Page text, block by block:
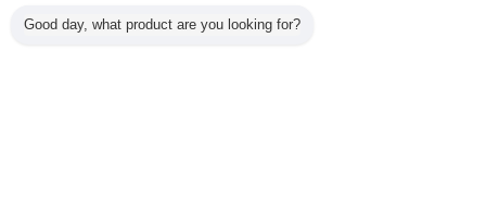
Good day, what product are you looking for?